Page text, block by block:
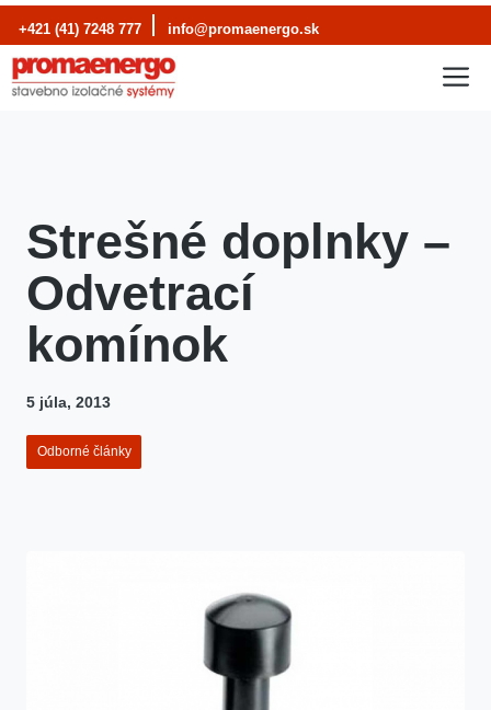
Preskočiť
na
obsah
+421 (41) 7248 777 info@promaenergo.sk
Strešné doplnky –
Odvetrací
komínok
5 júla, 2013
Odborné články